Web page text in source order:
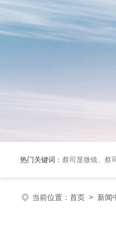
热门关键词： 蔡司显微镜、蔡
当前位置： 首页 > 新闻